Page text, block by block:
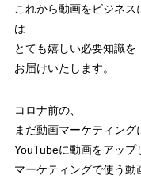
これから動画をビジネ
は
とても嬉しい必要知識を
お届けいたします。
コロナ前の、
まだ動画マーケティン
YouTubeに動画をアップ
マーケティングで使う動